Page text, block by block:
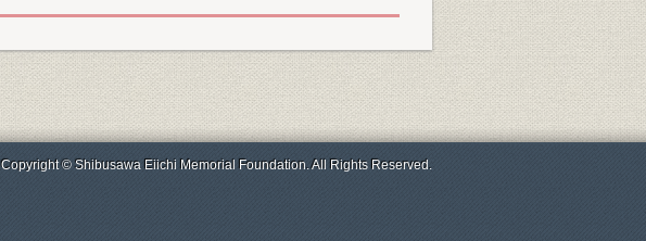
Copyright © Shibusawa Eiichi Memorial Foundation. All Rights Reserved.